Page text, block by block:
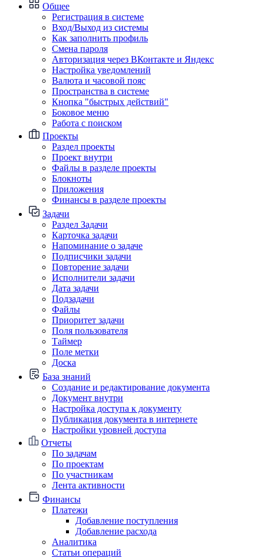
Общее
Регистрация в системе
Вход/Выход из системы
Как заполнить профиль
Смена пароля
Авторизация через ВКонтакте и Яндекс
Настройка уведомлений
Валюта и часовой пояс
Пространства в системе
Кнопка "быстрых действий"
Боковое меню
Работа с поиском
Проекты
Раздел проекты
Проект внутри
Файлы в разделе проекты
Блокноты
Приложения
Финансы в разделе проекты
Задачи
Раздел Задачи
Карточка задачи
Напоминание о задаче
Подписчики задачи
Повторение задачи
Исполнители задачи
Дата задачи
Подзадачи
Файлы
Приоритет задачи
Поля пользователя
Таймер
Поле метки
Доска
База знаний
Создание и редактирование документа
Документ внутри
Настройка доступа к документу
Публикация документа в интернете
Настройки уровней доступа
Отчеты
По задачам
По проектам
По участникам
Лента активности
Финансы
Платежи
Добавление поступления
Добавление расхода
Аналитика
Статьи операций